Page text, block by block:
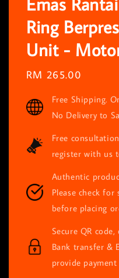
Ring
Unit -
Regular
RM 265.00
Free Shipping.
No Delivery to
Free
register with us
Authentic
Please check
before placing
Secure QR
Bank transfer &
provide